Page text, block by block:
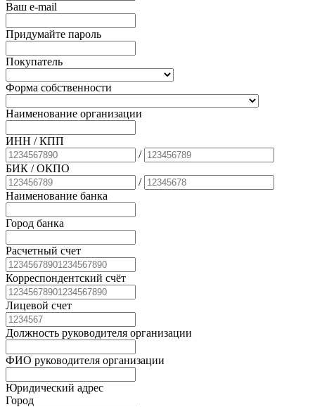
Ваш e-mail
Придумайте пароль
Покупатель
Форма собственности
Наименование организации
ИНН / КПП
/
БИК / ОКПО
/
Наименование банка
Город банка
Расчетный счет
Корреспондентский счёт
Лицевой счет
Должность руководителя организации
ФИО руководителя организации
Юридический адрес
Город